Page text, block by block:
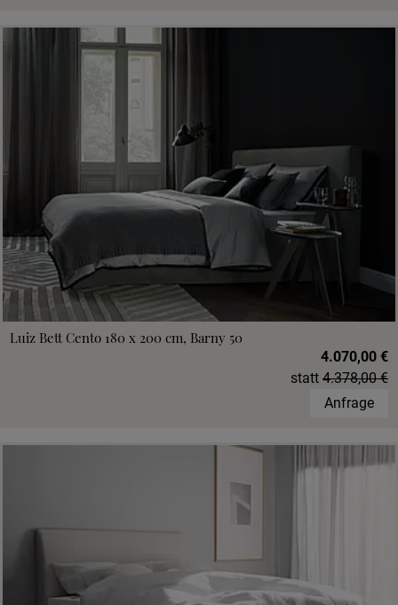
Luiz Bett Cento 180 x 200 cm, Barny 50
4.070,00 €
statt 4.378,00 €
Anfrage